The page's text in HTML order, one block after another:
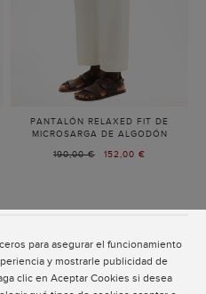
para asegurar el funcionamiento
y mostrarle publicidad de
clic en Aceptar Cookies si desea
PANTALÓN RELAXED FIT DE
MICROSARGA DE ALGODÓN
PRECIO
190,00 €
PRECIO
152,00 €